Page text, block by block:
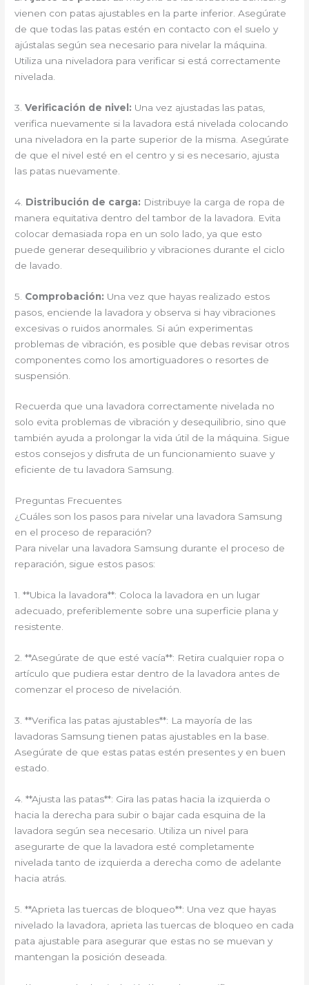
vienen con patas ajustables en la parte inferior. Asegúrate
de que todas las patas estén en contacto con el suelo y
ajústalas según sea necesario para nivelar la máquina.
Utiliza una niveladora para verificar si está correctamente
nivelada.
3.Verificación de nivel: Una vez ajustadas las patas,
verifica nuevamente si la lavadora está nivelada colocando
una niveladora en la parte superior de la misma. Asegúrate
de que el nivel esté en el centro y si es necesario, ajusta
las patas nuevamente.
4. Distribución de carga: Distribuye la carga de ropa de
manera equitativa dentro del tambor de la lavadora. Evita
colocar demasiada ropa en un solo lado, ya que esto
puede generar desequilibrio y vibraciones durante el ciclo
de lavado.
5. Comprobación: Una vez que hayas realizado estos
pasos, enciende la lavadora y observa si hay vibraciones
excesivas o ruidos anormales. Si aún experimentas
problemas de vibración, es posible que debas revisar otros
componentes como los amortiguadores o resortes de
suspensión.
Recuerda que una lavadora correctamente nivelada no
solo evita problemas de vibración y desequilibrio, sino que
también ayuda a prolongar la vida útil de la máquina. Sigue
estos consejos y disfruta de un funcionamiento suave y
eficiente de tu lavadora Samsung.
Preguntas Frecuentes
¿Cuáles son los pasos para nivelar una lavadora Samsung
en el proceso de reparación?
Para nivelar una lavadora Samsung durante el proceso de
reparación, sigue estos pasos:
1. **Ubica la lavadora**: Coloca la lavadora en un lugar
adecuado, preferiblemente sobre una superficie plana y
resistente.
2. **Asegúrate de que esté vacía**: Retira cualquier ropa o
artículo que pudiera estar dentro de la lavadora antes de
comenzar el proceso de nivelación.
3. **Verifica las patas ajustables**: La mayoría de las
lavadoras Samsung tienen patas ajustables en la base.
Asegúrate de que estas patas estén presentes y en buen
estado.
4. **Ajusta las patas**: Gira las patas hacia la izquierda o
hacia la derecha para subir o bajar cada esquina de la
lavadora según sea necesario. Utiliza un nivel para
asegurarte de que la lavadora esté completamente
nivelada tanto de izquierda a derecha como de adelante
hacia atrás.
5. **Aprieta las tuercas de bloqueo**: Una vez que hayas
nivelado la lavadora, aprieta las tuercas de bloqueo en cada
pata ajustable para asegurar que estas no se muevan y
mantengan la posición deseada.